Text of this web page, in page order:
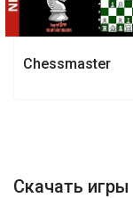
Chessmaster
Скачать